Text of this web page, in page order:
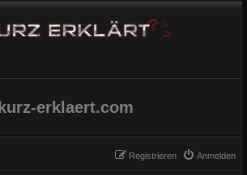
kurz-erklaert.com
Anmelden
Registrieren